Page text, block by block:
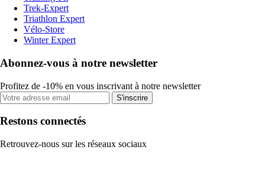
Trek-Expert
Triathlon Expert
Vélo-Store
Winter Expert
Abonnez-vous à notre newsletter
Profitez de -10% en vous inscrivant à notre newsletter
S'inscrire
Restons connectés
Retrouvez-nous sur les réseaux sociaux